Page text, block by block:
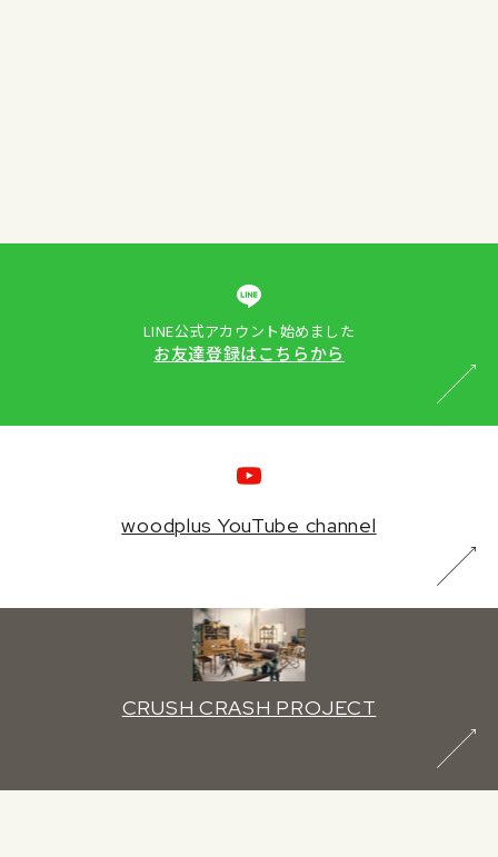
LINE公式アカウント始めました
お友達登録はこちらから
woodplus YouTube channel
CRUSH CRASH PROJECT